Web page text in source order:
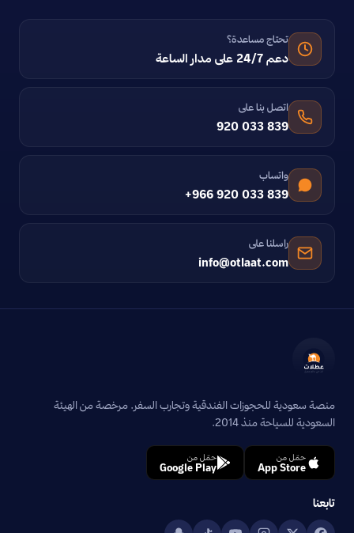
تحتاج مساعدة؟
دعم 24/7 على مدار الساعة
اتصل بنا على
920 033 839
واتساب
+966 920 033 839
راسلنا على
info@otlaat.com
منصة سعودية للحجوزات الفندقية وتجارب السفر. مرخصة من الهيئة
السعودية للسياحة منذ 2014.
حمّل من
App Store
حمّل من
Google Play
تابعنا